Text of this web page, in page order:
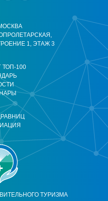
ТУРИЗМА
ТОП-100
1, ЭТАЖ 3